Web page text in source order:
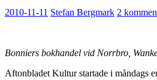
2010-11-11 Stefan Bergmark 2
Bonniers bokhandel vid Norrbro,
Aftonbladet Kultur startade i måndags